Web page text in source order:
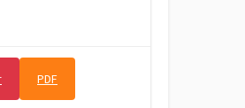
PDF